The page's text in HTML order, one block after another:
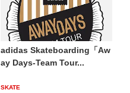
adidas Skateboarding「Aw
ay Days-Team Tour...
SKATE